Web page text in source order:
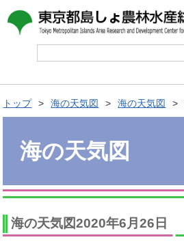
トップ 海の天気図 海の天気図
海の天気図
海の天気図2020年6月26日